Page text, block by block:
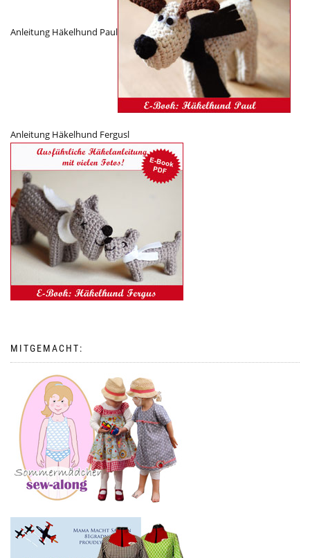
Anleitung Häkelhund Paul
Anleitung Häkelhund Fergusl
MITGEMACHT: